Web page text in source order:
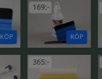
KÖP
169:-
KÖP
365:-